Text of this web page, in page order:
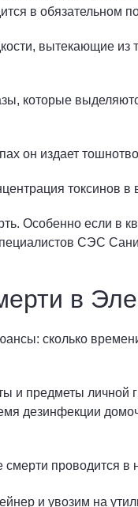
в обязательном
вытекающие из
которые
он издает
токсинов
Особенно если в
СЭС
в
сколько
и предметы личной
дезинфекции
проводится в
и увозим на